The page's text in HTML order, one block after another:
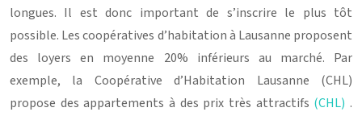
longues. Il est donc important de s’inscrire le plus tôt
possible. Les coopératives d’habitation à Lausanne proposent
des loyers en moyenne 20% inférieurs au marché. Par
exemple, la Coopérative d’Habitation Lausanne (CHL)
propose des appartements à des prix très attractifs (CHL) .